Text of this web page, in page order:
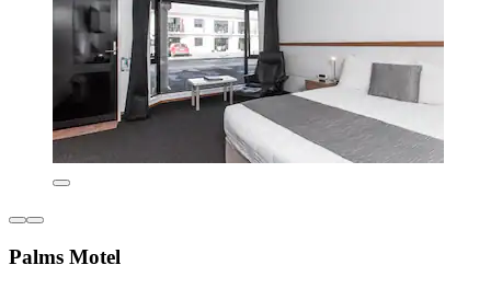
Palms Motel